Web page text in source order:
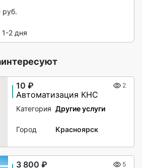
руб.
1-2 дня
10 ₽ 2
Автоматизация КНС
Категория Другие услуги
Город Красноярск
3 800 ₽ 5